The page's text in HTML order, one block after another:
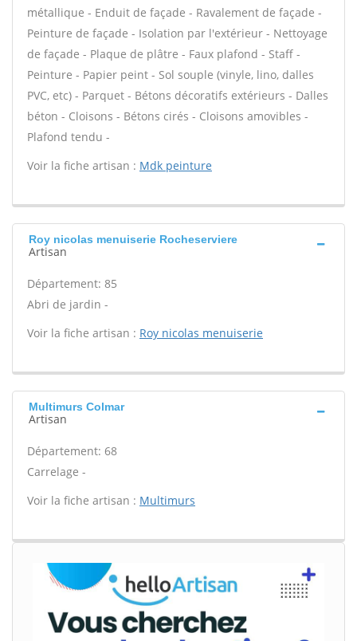
métallique - Enduit de façade - Ravalement de façade -
Peinture de façade - Isolation par l'extérieur - Nettoyage
de façade - Plaque de plâtre - Faux plafond - Staff -
Peinture - Papier peint - Sol souple (vinyle, lino, dalles
PVC, etc) - Parquet - Bétons décoratifs extérieurs - Dalles
béton - Cloisons - Bétons cirés - Cloisons amovibles -
Plafond tendu -
Voir la fiche artisan : Mdk peinture
Roy nicolas menuiserie Rocheserviere
Artisan
Département: 85
Abri de jardin -
Voir la fiche artisan : Roy nicolas menuiserie
Multimurs Colmar
Artisan
Département: 68
Carrelage -
Voir la fiche artisan : Multimurs